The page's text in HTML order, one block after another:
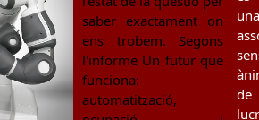
saber exactament on
ens trobem. Segons
l'informe Un futur que
funciona:
automatització,
una
de